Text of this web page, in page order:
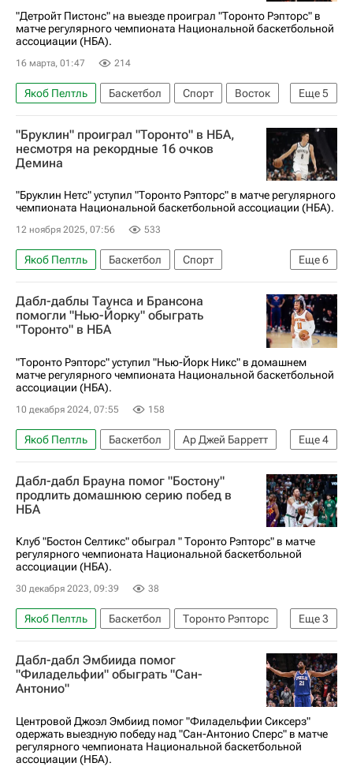
"Детройт Пистонс" на выезде проиграл "Торонто Рэпторс" в
матче регулярного чемпионата Национальной баскетбольной
ассоциации (НБА).
16 марта, 01:47 214
Еще5
Якоб Пелтль Баскетбол Спорт
Восток
Торонто
Брэндон Ингрэм
Кейд Каннингем
Торонто Рэпторс
Детройт Пистонс
"Бруклин" проиграл "Торонто" в НБА,
несмотря на рекордные 16 очков
Демина
"Бруклин Нетс" уступил "Торонто Рэпторс" в матче регулярного
чемпионата Национальной баскетбольной ассоциации (НБА).
12 ноября 2025, 07:56 533
Еще6
Якоб Пелтль Баскетбол
Спорт
Нью-Йорк (город)
Брэндон Ингрэм
Бруклин Нетс
Майкл Портер
Торонто Рэпторс
Дабл-даблы Таунса и Брансона
помогли "Нью-Йорку" обыграть
"Торонто" в НБА
"Торонто Рэпторс" уступил "Нью-Йорк Никс" в домашнем
матче регулярного чемпионата Национальной баскетбольной
ассоциации (НБА).
10 декабря 2024, 07:55 158
Еще4
Якоб Пелтль Баскетбол
Ар Джей Барретт
Карл-Энтони Таунс
Торонто Рэпторс
Нью-Йорк Никс
Спорт
Дабл-дабл Брауна помог "Бостону"
продлить домашнюю серию побед в
НБА
Клуб "Бостон Селтикс" обыграл " Торонто Рэпторс" в матче
регулярного чемпионата Национальной баскетбольной
ассоциации (НБА).
30 декабря 2023, 09:39 38
Еще3
Якоб Пелтль Баскетбол
Торонто Рэпторс
Бостон Селтикс
Джейлен Браун НБА
Дабл-дабл Эмбиида помог
"Филадельфии" обыграть "Сан-
Антонио"
Центровой Джоэл Эмбиид помог "Филадельфии Сиксерз"
одержать выездную победу над "Сан-Антонио Сперс" в матче
регулярного чемпионата Национальной баскетбольной
ассоциации (НБА).